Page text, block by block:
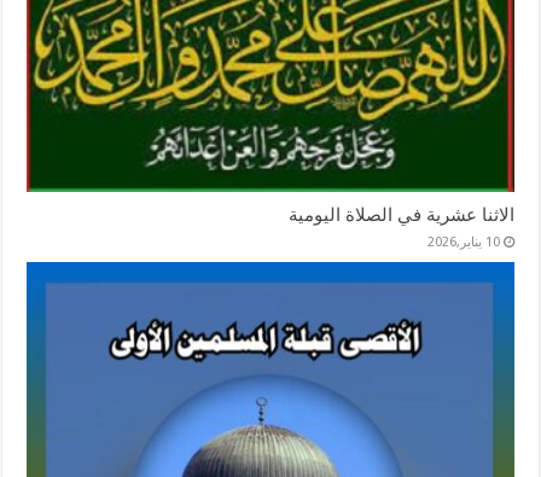
الاثنا عشرية في الصلاة اليومية
10 يناير,2026